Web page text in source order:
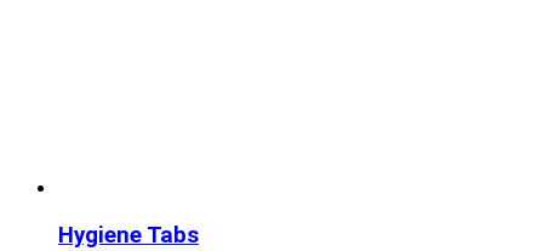
Hygiene Tabs